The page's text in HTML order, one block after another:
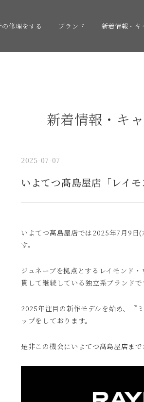
の修理をする ブランド 新着情報・キ
新着情報・キ
2025-07-07
いよてつ髙島屋店「レイ
いよてつ髙島屋店では2025年7月9日
す。
ジュネーブを拠点とするレイモンド
貫して継続している独立系ブランドで
2025年注目の新作モデルを始め、『
ップをしております。
是非この機会にいよてつ髙島屋店まで